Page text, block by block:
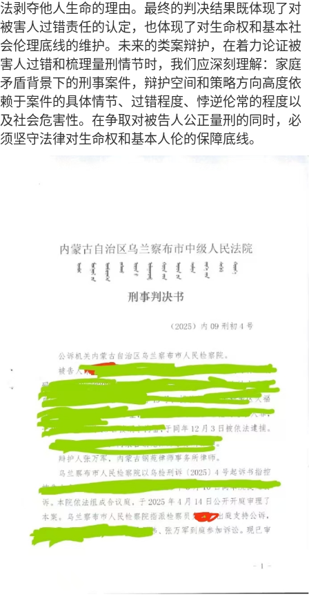
法剥夺他人生命的理由。最终的判决结果既体现了对
被害人过错责任的认定，也体现了对生命权和基本社
会伦理底线的维护。未来的类案辩护，在着力论证被
害人过错和梳理量刑情节时，我们应深刻理解：家庭
矛盾背景下的刑事案件，辩护空间和策略方向高度依
赖于案件的具体情节、过错程度、悖逆伦常的程度以
及社会危害性。在争取对被告人公正量刑的同时，必
须坚守法律对生命权和基本人伦的保障底线。